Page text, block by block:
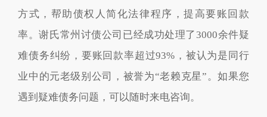
方式，帮助债权人简化法律程序，提高要账回款
率。谢氏常州讨债公司已经成功处理了3000余件疑
难债务纠纷，要账回款率超过93%，被认为是同行
业中的元老级别公司，被誉为“老赖克星”。如果您
遇到疑难债务问题，可以随时来电咨询。